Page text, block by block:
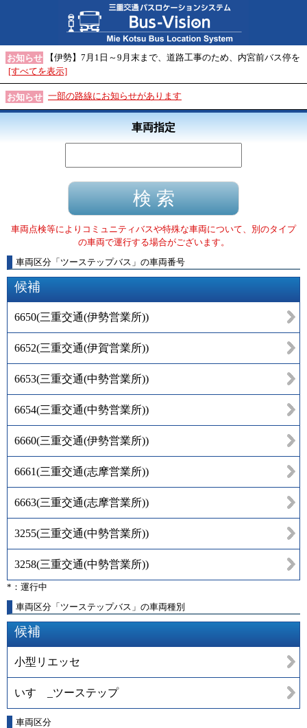
お知らせ
【伊勢】7月1日～9月末まで、道路工事のため、内宮前バス停を
[すべてを表示]
お知らせ 一部の路線にお知らせがあります
車両指定
車両点検等によりコミュニティバスや特殊な車両について、別のタイプ
の車両で運行する場合がございます。
車両区分 「 ツーステップバス 」 の車両番号
候補
6650(三重交通(伊勢営業所))
6652(三重交通(伊賀営業所))
6653(三重交通(中勢営業所))
6654(三重交通(中勢営業所))
6660(三重交通(伊勢営業所))
6661(三重交通(志摩営業所))
6663(三重交通(志摩営業所))
3255(三重交通(中勢営業所))
3258(三重交通(中勢営業所))
*：運行中
車両区分「ツーステップバス」の車両種別
候補
小型リエッセ
いすゞ_ツーステップ
車両区分